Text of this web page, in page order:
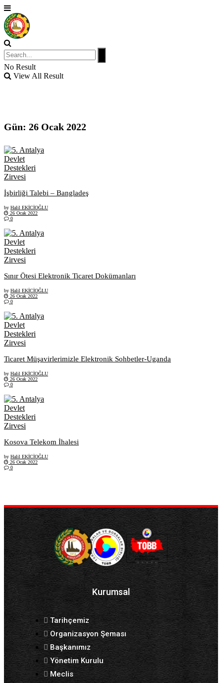
No Result
View All Result
Gün: 26 Ocak 2022
İşbirliği Talebi – Bangladeş
by Halil EKİCİOĞLU
26 Ocak 2022
0
Sınır Ötesi Elektronik Ticaret Dokümanları
by Halil EKİCİOĞLU
26 Ocak 2022
0
Ticaret Müşavirlerimizle Elektronik Sohbetler-Uganda
by Halil EKİCİOĞLU
26 Ocak 2022
0
Kosova Telekom İhalesi
by Halil EKİCİOĞLU
26 Ocak 2022
0
Kurumsal
Tarihçemiz
Organizasyon Şeması
Başkanımız
Yönetim Kurulu
Meclis